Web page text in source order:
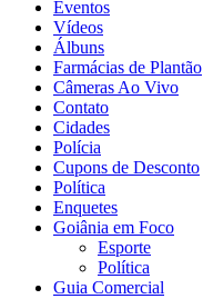
Eventos
Vídeos
Álbuns
Farmácias de Plantão
Câmeras Ao Vivo
Contato
Cidades
Polícia
Cupons de Desconto
Política
Enquetes
Goiânia em Foco
Esporte
Política
Guia Comercial